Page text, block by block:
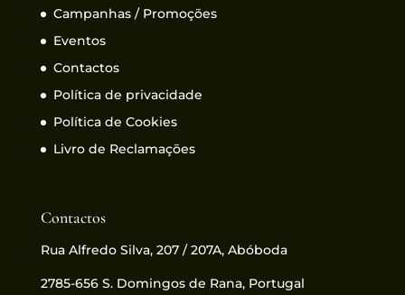
Campanhas / Promoções
Eventos
Contactos
Política de privacidade
Política de Cookies
Livro de Reclamações
Contactos
Rua Alfredo Silva, 207 / 207A, Abóboda
2785-656 S. Domingos de Rana, Portugal